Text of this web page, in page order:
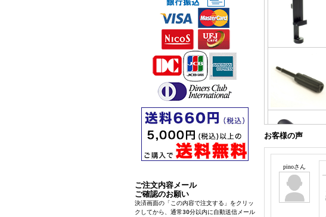
ご注文内容メール
ご確認のお願い
決済画面の「この内容で注文する」をクリッ
クしてから、通常30分以内に自動送信メール
お客様の声